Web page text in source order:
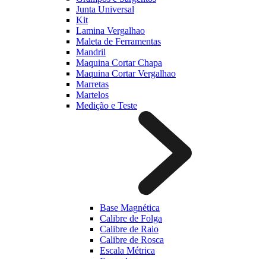
Junta Universal
Kit
Lamina Vergalhao
Maleta de Ferramentas
Mandril
Maquina Cortar Chapa
Maquina Cortar Vergalhao
Marretas
Martelos
Medição e Teste
Base Magnética
Calibre de Folga
Calibre de Raio
Calibre de Rosca
Escala Métrica